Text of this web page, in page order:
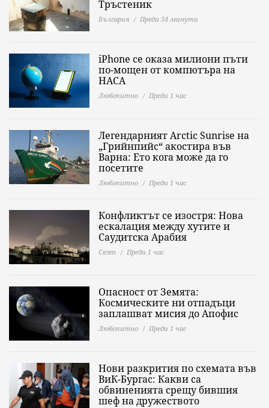
Тръстеник
България Преди 54 минути
iPhone се оказа милиони пъти
по-мощен от компютъра на
НАСА
Любопитно Преди 1 час
Легендарният Arctic Sunrise на
„Грийнпийс“ акостира във
Варна: Ето кога може да го
посетите
Любопитно Преди 1 час
Конфликтът се изостря: Нова
ескалация между хутите и
Саудитска Арабия
Свят Преди 1 час
Опасност от Земята:
Космическите ни отпадъци
заплашват мисия до Апофис
Любопитно Преди 1 час
Нови разкрития по схемата във
ВиК-Бургас: Какви са
обвиненията срещу бившия
шеф на дружеството